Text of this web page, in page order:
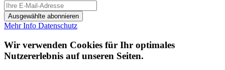
Ausgewählte abonnieren
Mehr Info Datenschutz
Wir verwenden Cookies für Ihr optimales
Nutzererlebnis auf unseren Seiten.